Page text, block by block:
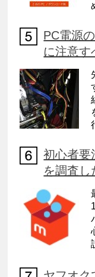
PC電源
に注意す
初心者要
を調査し